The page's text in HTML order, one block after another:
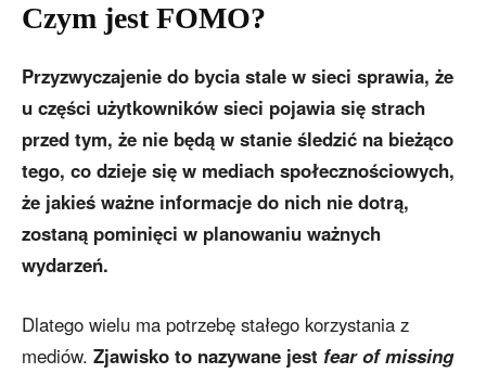
Czym jest FOMO?
Przyzwyczajenie do bycia stale w sieci sprawia, że
u części użytkowników sieci pojawia się strach
przed tym, że nie będą w stanie śledzić na bieżąco
tego, co dzieje się w mediach społecznościowych,
że jakieś ważne informacje do nich nie dotrą,
zostaną pominięci w planowaniu ważnych
wydarzeń.
Dlatego wielu ma potrzebę stałego korzystania z
mediów. Zjawisko to nazywane jest fear of missing